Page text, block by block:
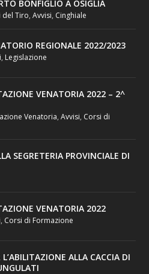
BONFIGLIO A OSIGLIA
del Tiro,Avvisi, Cinghiale
REGIONALE 2022/2023
, Legislazione
VENATORIA 2022 – 2^
Venatoria,Avvisi, Corsi di
SEGRETERIA PROVINCIALE DI
VENATORIA 2022
, Corsi di Formazione
L’ABILITAZIONE ALLA CACCIA DI